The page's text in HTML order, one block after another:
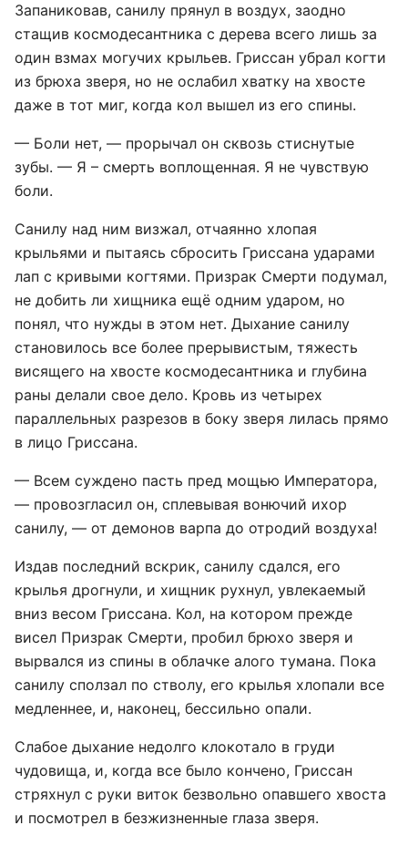
Запаниковав, санилу прянул в воздух, заодно
стащив космодесантника с дерева всего лишь за
один взмах могучих крыльев. Гриссан убрал когти
из брюха зверя, но не ослабил хватку на хвосте
даже в тот миг, когда кол вышел из его спины.
— Боли нет, — прорычал он сквозь стиснутые
зубы. — Я – смерть воплощенная. Я не чувствую
боли.
Санилу над ним визжал, отчаянно хлопая
крыльями и пытаясь сбросить Гриссана ударами
лап с кривыми когтями. Призрак Смерти подумал,
не добить ли хищника ещё одним ударом, но
понял, что нужды в этом нет. Дыхание санилу
становилось все более прерывистым, тяжесть
висящего на хвосте космодесантника и глубина
раны делали свое дело. Кровь из четырех
параллельных разрезов в боку зверя лилась прямо
в лицо Гриссана.
— Всем суждено пасть пред мощью Императора,
— провозгласил он, сплевывая вонючий ихор
санилу, — от демонов варпа до отродий воздуха!
Издав последний вскрик, санилу сдался, его
крылья дрогнули, и хищник рухнул, увлекаемый
вниз весом Гриссана. Кол, на котором прежде
висел Призрак Смерти, пробил брюхо зверя и
вырвался из спины в облачке алого тумана. Пока
санилу сползал по стволу, его крылья хлопали все
медленнее, и, наконец, бессильно опали.
Слабое дыхание недолго клокотало в груди
чудовища, и, когда все было кончено, Гриссан
стряхнул с руки виток безвольно опавшего хвоста
и посмотрел в безжизненные глаза зверя.